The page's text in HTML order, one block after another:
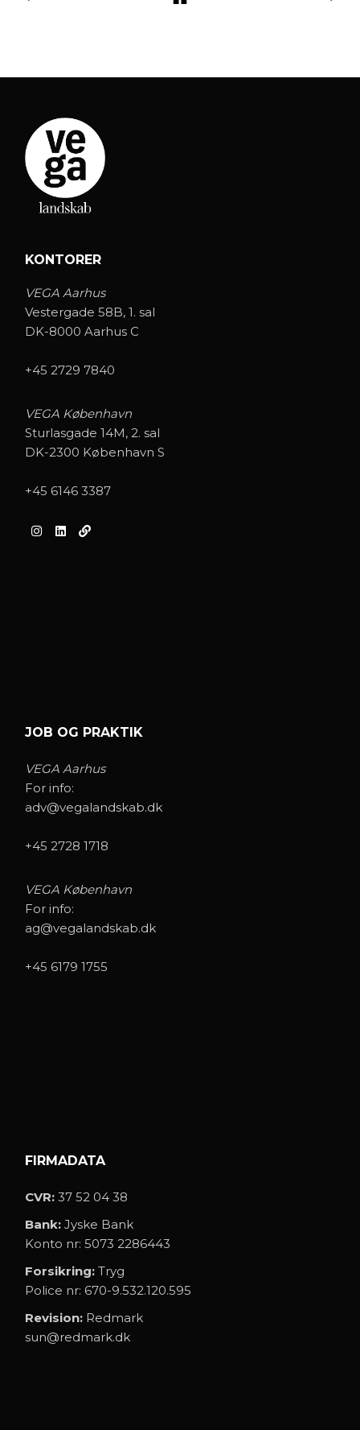
KONTORER
VEGA Aarhus
Vestergade 58B, 1. sal
DK-8000 Aarhus C
+45 2729 7840
VEGA København
Sturlasgade 14M, 2. sal
DK-2300 København S
+45 6146 3387
JOB OG PRAKTIK
VEGA Aarhus
For info:
adv@vegalandskab.dk
+45 2728 1718
VEGA København
For info:
ag@vegalandskab.dk
+45 6179 1755
FIRMADATA
CVR: 37 52 04 38
Bank: Jyske Bank
Konto nr: 5073 2286443
Forsikring: Tryg
Police nr: 670-9.532.120.595
Revision: Redmark
sun@redmark.dk